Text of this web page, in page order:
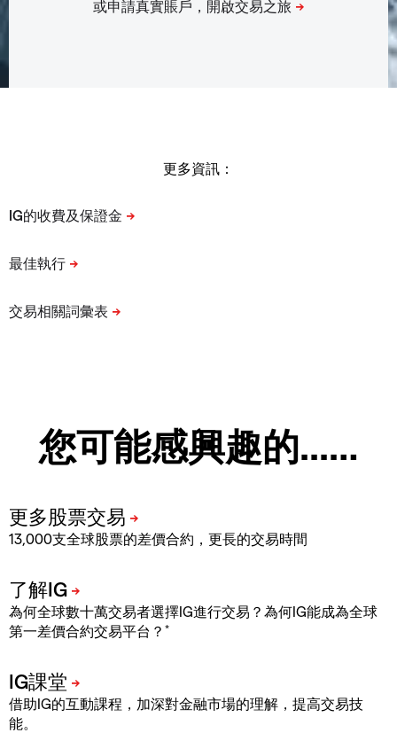
更多資訊：
您可能感興趣的...…
13,000支全球股票的差價合約，更長的交易時間
為何全球數十萬交易者選擇IG進行交易？為何IG能成為全球
第一差價合約交易平台？ *
借助IG的互動課程，加深對金融市場的理解，提高交易技
能。